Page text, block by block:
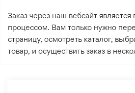
Заказ через наш вебсайт
процессом. Вам только нужно
страницу, осмотреть каталог,
товар, и осуществить заказ в